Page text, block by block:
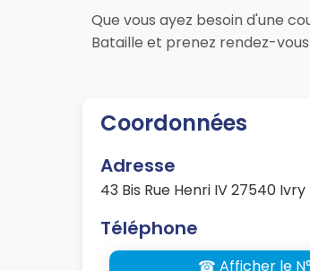
Que vous ayez besoin d'une
Bataille et prenez rendez-
Coordonnées
Adresse
43 Bis Rue Henri IV 27540
Téléphone
☎ Afficher le